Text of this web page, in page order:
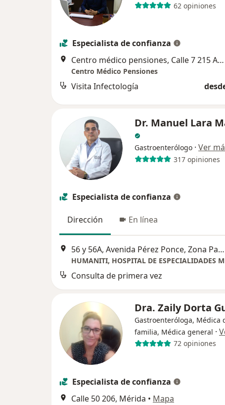
62 opiniones
Especialista de confianza
Centro médico pensiones, Calle 7 215 A García Ginerés, Consultorio 325,, Mérida
Centro Médico Pensiones
Visita Infectología
Dr. Manuel Lara
Gastroenterólogo · Ver
317 opiniones
Especialista de confianza
Dirección En línea
56 y 56A, Avenida Pérez Ponce, Zona Paseo de Montejo, 97000 Mérida, Yuc., Mérida
Consulta de primera vez
Dra. Zaily Dorta
Gastroenteróloga, Médica
familia, Médica general ·
72 opiniones
Especialista de confianza
Calle 50 206, Mérida • Mapa